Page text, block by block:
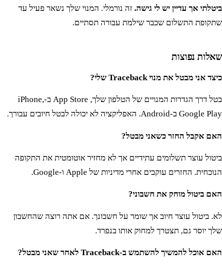
ביטלתי אך עדיין יש לי גישה. זה נורמלי. המנוי שלך נשאר פעיל עד
שתקופת התשלום שכבר שילמת עבורה תסתיים.
שאלות נפוצות
כיצד אני מבטל את מנוי Traceback שלי?
בטל דרך הגדרות המנויים של הטלפון שלך, App Store ב-iPhone,
Google Play ב-Android. האפליקציה לא יכולה לבטל חיובים עבורך.
האם אקבל החזר כשאני מבטל?
ביטול עוצר תשלומים עתידיים אך לא מחזיר אוטומטית את התקופה
הנוכחית. החזרים עוקבים אחרי מדיניות של Apple ו-Google.
האם ביטול מוחק את חשבוני?
לא. ביטול עוצר חיוב אך שומר על חשבונך. אם אתה רוצה שהחשבון
שלך יוסר גם, תצטרך למחוק אותו בנפרד.
האם אוכל להמשיך להשתמש ב-Traceback לאחר שאני מבטל?